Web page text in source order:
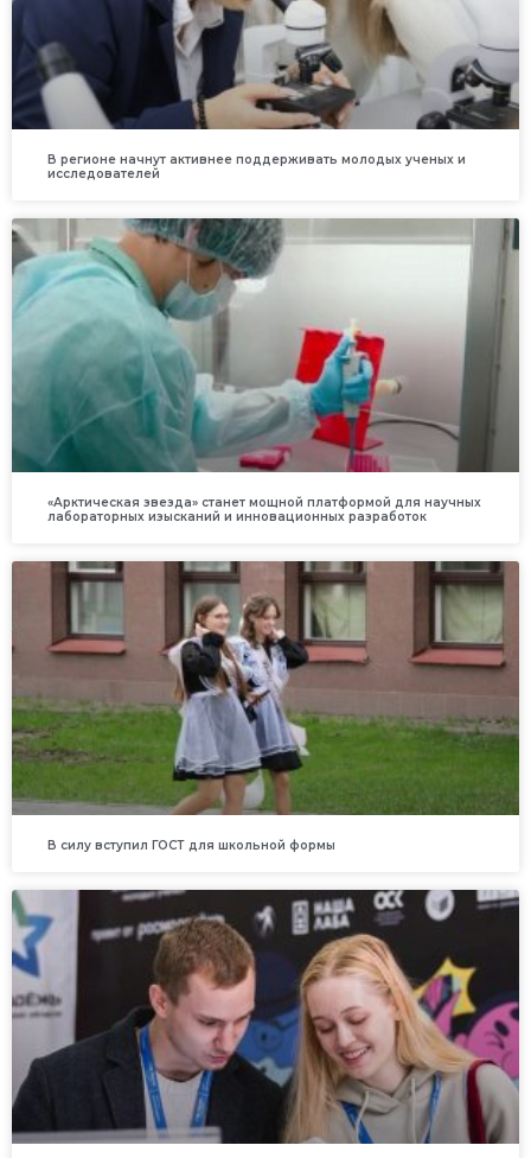
В регионе начнут активнее поддерживать молодых ученых и
исследователей
«Арктическая звезда» станет мощной платформой для научных
лабораторных изысканий и инновационных разработок
В силу вступил ГОСТ для школьной формы